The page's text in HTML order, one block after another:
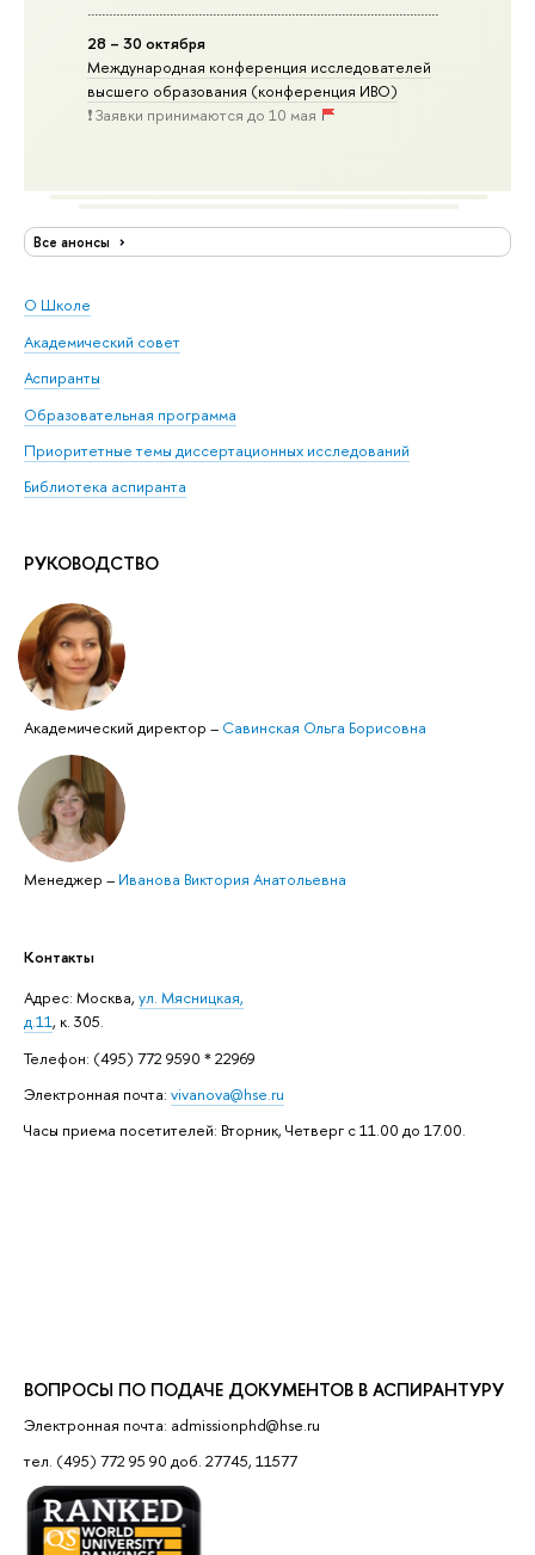
28 – 30 октября
Международная конференция исследователей
высшего образования (конференция ИВО)
❗️ Заявки принимаются до 10 мая
Все анонсы
О Школе
Академический совет
Аспиранты
Образовательная программа
Приоритетные темы диссертационных исследований
Библиотека аспиранта
РУКОВОДСТВО
Академический директор – Савинская Ольга Борисовна
Менеджер – Иванова Виктория Анатольевна
Контакты
Адрес: ​Москва, ул. Мясницкая,
д.11, к. 305.
Телефон: (495) 772 9590 * 22969
Электронная почта: vivanova@hse.ru
Часы приема посетителей: Вторник, Четверг с 11.00 до 17.00.
ВОПРОСЫ ПО ПОДАЧЕ ДОКУМЕНТОВ В АСПИРАНТУРУ
Электронная почта: admissionphd@hse.ru
тел. (495) 772 95 90 доб. 27745, 11577